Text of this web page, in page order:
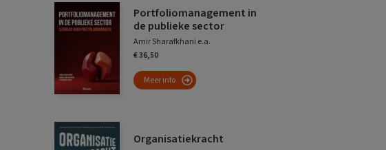
Portfoliomanagement in
de publieke sector
Amir Sharafkhani e.a.
€ 36,50
Meer info
Organisatiekracht